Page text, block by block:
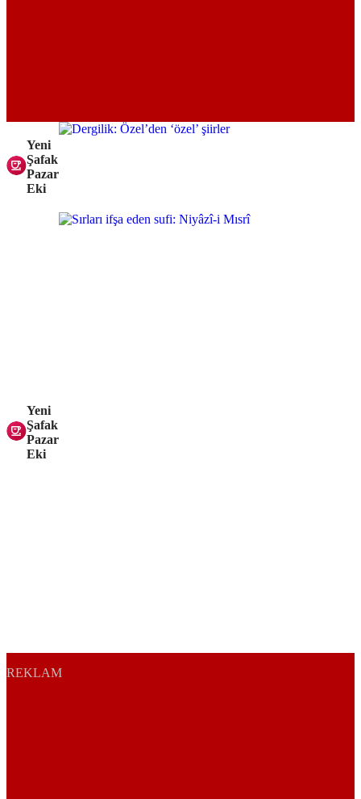
Yeni
Şafak
Pazar
Eki
Yeni
Şafak
Pazar
Eki
REKLAM